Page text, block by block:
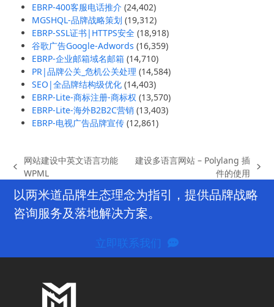
EBRP-400客服电话推介 (24,402)
MGSHQL-品牌战略策划 (19,312)
EBRP-SSL证书|HTTPS安全 (18,918)
谷歌广告Google-Adwords (16,359)
EBRP-企业邮箱域名邮箱 (14,710)
PR|品牌公关_危机公关处理 (14,584)
SEO|全品牌结构级优化 (14,403)
EBRP-Lite-商标注册-商标权 (13,570)
EBRP-Lite-海外B2B2C营销 (13,403)
EBRP-电视广告品牌宣传 (12,861)
previous
网站建设中英文语言功能
WPML
建设多语言网站 – Polylang 插
件的使用
以两米道品牌生态理念为指引，提供品牌战略
咨询服务及落地解决方案。
立即联系我们